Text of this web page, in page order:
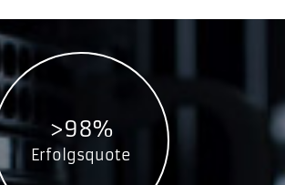
>98%
Erfolgsquote